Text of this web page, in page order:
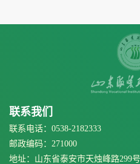
联系我们
联系电话：0538-2182333
邮政编码：271000
地址：山东省泰安市天烛峰路299号